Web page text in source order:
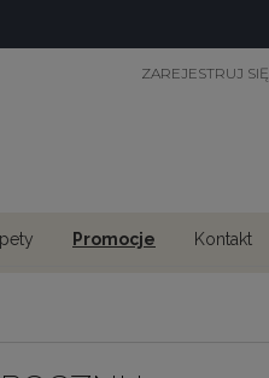
ZAREJESTRUJ SIĘ
Promocje Kontakt